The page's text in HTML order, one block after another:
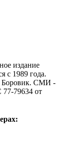
издание
с 1989 года.
Боровик. CМИ -
79634 от